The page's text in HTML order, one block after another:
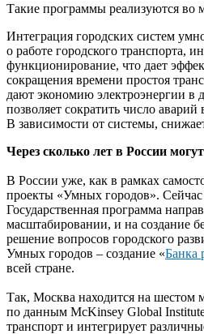
Такие программы реализуются во
Интеграция городских систем
о работе городского транспорта,
функционирование, что дает
сокращения времени простоя
дают экономию электроэнергии в
позволяет сократить число
В зависимости от системы,
Через сколько лет в России
В России уже, как в рамках
проекты «Умных городов».
Государственная программа
масштабировании, и на создание
решение вопросов городского
Умных городов – создание «Банка
всей стране.
Так, Москва находится на
по данным McKinsey Global
транспорт и интегрирует